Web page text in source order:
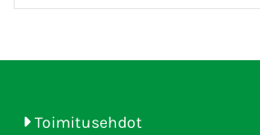
Toimitusehdot